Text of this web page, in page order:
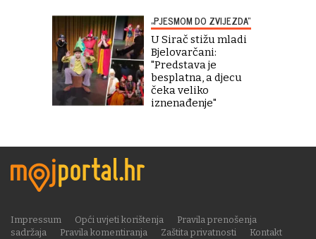
„PJESMOM DO ZVIJEZDA“
U Sirač stižu mladi
Bjelovarčani:
"Predstava je
besplatna, a djecu
čeka veliko
iznenađenje"
Impressum Opći uvjeti korištenja
Pravila prenošenja
sadržaja
Pravila komentiranja Zaštita privatnosti
Kontakt